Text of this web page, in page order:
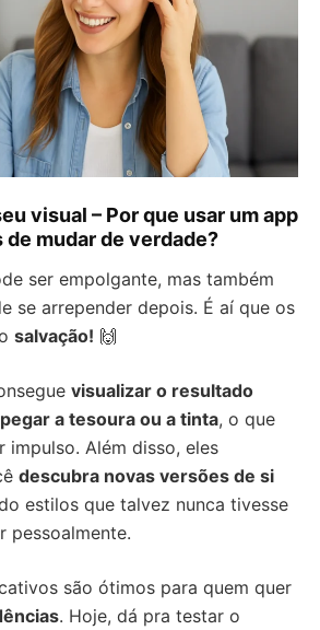
visual – Por que usar um app
mudar de verdade?
ser empolgante, mas também
se arrepender depois. É aí que os
salvação! 🙌
visualizar o resultado
a tesoura ou a tinta, o que
impulso. Além disso, eles
descubra novas versões de si
estilos que talvez nunca tivesse
pessoalmente.
são ótimos para quem quer
. Hoje, dá pra testar o